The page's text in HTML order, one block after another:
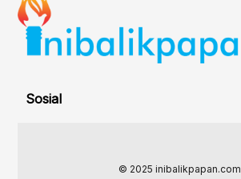
Sosial
© 2025 inibalikpapan.com